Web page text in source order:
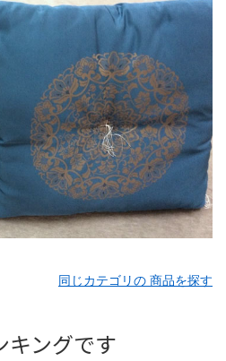
同じカテゴリの 商品を探す
キングです